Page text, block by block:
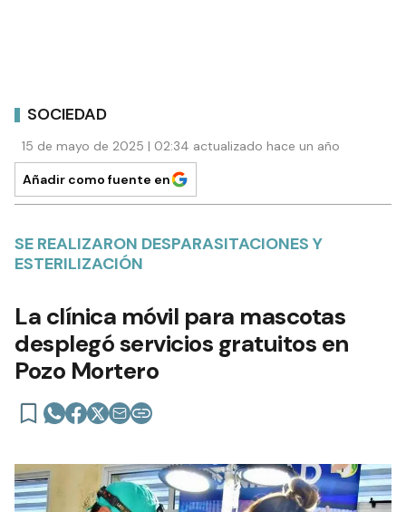
SOCIEDAD
15 de mayo de 2025 | 02:34 actualizado hace un año
Añadir como fuente en
SE REALIZARON DESPARASITACIONES Y
ESTERILIZACIÓN
La clínica móvil para mascotas
desplegó servicios gratuitos en
Pozo Mortero